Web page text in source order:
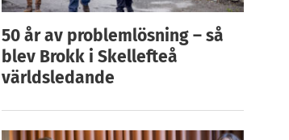
50 år av problemlösning – så
blev Brokk i Skellefteå
världsledande